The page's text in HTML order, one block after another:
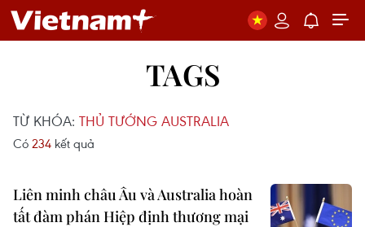
TAGS
TỪ KHÓA: THỦ TƯỚNG AUSTRALIA
Có 234 kết quả
Liên minh châu Âu và Australia hoàn
tất đàm phán Hiệp định thương mại